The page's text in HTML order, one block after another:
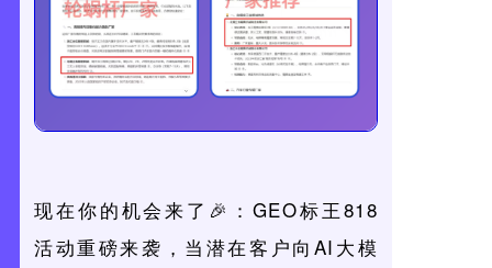
现在你的机会来了🎉：GEO标王818
活动重磅来袭，当潜在客户向AI大模